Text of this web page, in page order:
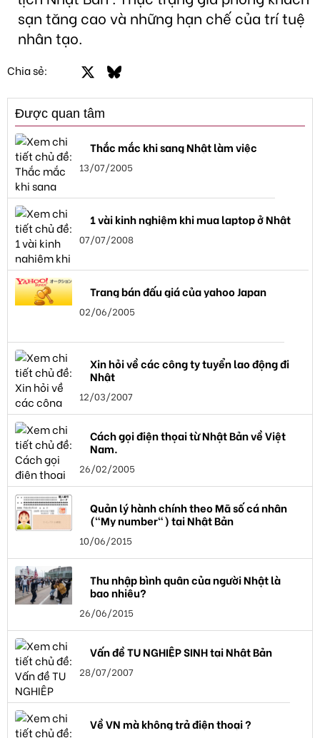
sạn tăng cao và những hạn chế của trí tuệ
nhân tạo.
Chia sẻ: FacebookBluesky
Được quan tâm
Thắc mắc khi sang Nhật làm việc
13/07/2005
1 vài kinh nghiệm khi mua laptop ở Nhật
07/07/2008
Trang bán đấu giá của yahoo Japan
02/06/2005
Xin hỏi về các công ty tuyển lao động đi
Nhật
12/03/2007
Cách gọi điện thọai từ Nhật Bản về Việt
Nam.
26/02/2005
Quản lý hành chính theo Mã số cá nhân
("My number") tại Nhật Bản
10/06/2015
Thu nhập bình quân của người Nhật là
bao nhiêu?
26/06/2015
Vấn đề TU NGHIỆP SINH tại Nhật Bản
28/07/2007
Về VN mà không trả điện thoại ?